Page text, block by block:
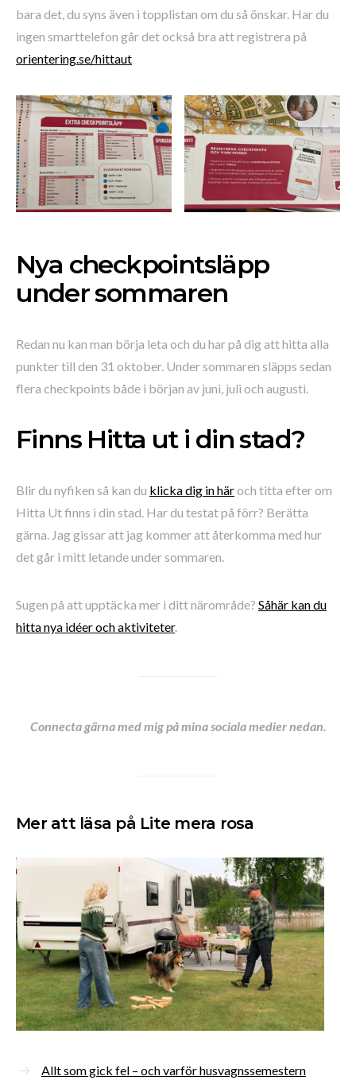
bara det, du syns även i topplistan om du så önskar. Har du
ingen smarttelefon går det också bra att registrera på
orientering.se/hittaut
Nya checkpointsläpp
under sommaren
Redan nu kan man börja leta och du har på dig att hitta alla
punkter till den 31 oktober. Under sommaren släpps sedan
flera checkpoints både i början av juni, juli och augusti.
Finns Hitta ut i din stad?
Blir du nyfiken så kan du klicka dig in häroch titta efter om
Hitta Ut finns i din stad. Har du testat på förr? Berätta
gärna. Jag gissar att jag kommer att återkomma med hur
det går i mitt letande under sommaren.
Sugen på att upptäcka mer i ditt närområde? Såhär kan du
hitta nya idéer och aktiviteter.
Connecta gärna med mig på mina sociala medier nedan.
Mer att läsa på Lite mera rosa
Allt som gick fel – och varför husvagnssemestern